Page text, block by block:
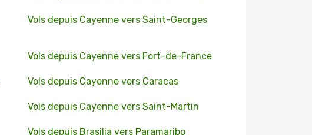
Vols depuis Cayenne vers Saint-Georges
Vols depuis Cayenne vers Fort-de-France
Vols depuis Cayenne vers Caracas
Vols depuis Cayenne vers Saint-Martin
Vols depuis Brasilia vers Paramaribo